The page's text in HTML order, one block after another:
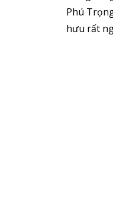
Phú
hưu rất